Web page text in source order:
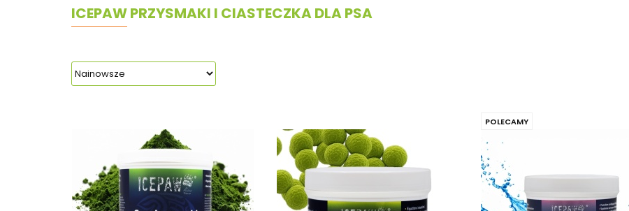
ICEPAW PRZYSMAKI I CIASTECZKA DLA PSA
POLECAMY